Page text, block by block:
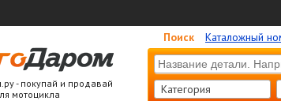
- покупай и продавай
мотоцикла
Поиск Каталожный
Категория